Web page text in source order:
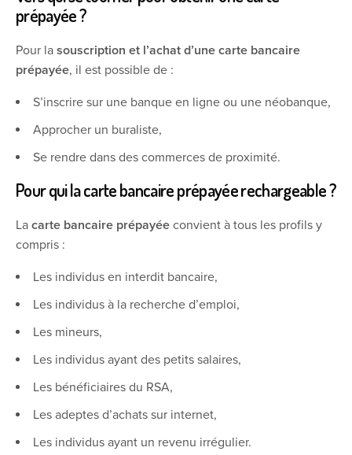
prépayée ?
Pour lasouscription et l’achat d’une carte bancaire
prépayée, il est possible de :
S’inscrire sur une banque en ligne ou une néobanque,
Approcher un buraliste,
Se rendre dans des commerces de proximité.
Pour qui la carte bancaire prépayée rechargeable ?
Lacarte bancaire prépayée convient à tous les profils y
compris :
Les individus en interdit bancaire,
Les individus à la recherche d’emploi,
Les mineurs,
Les individus ayant des petits salaires,
Les bénéficiaires du RSA,
Les adeptes d’achats sur internet,
Les individus ayant un revenu irrégulier.